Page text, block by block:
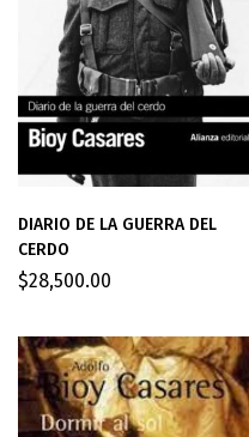
DIARIO DE LA GUERRA DEL
CERDO
$28,500.00